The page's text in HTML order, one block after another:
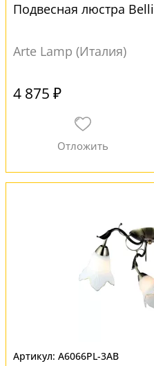
Подвесная люстра
Arte Lamp (Италия)
4 875 ₽
A6066PL-3AB